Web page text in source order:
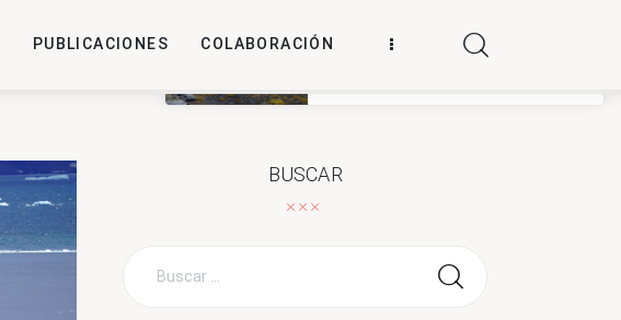
PUBLICACIONES COLABORACIÓN
BUSCAR
La Antártica como archivo vivo de
la resistencia a los antibióticos